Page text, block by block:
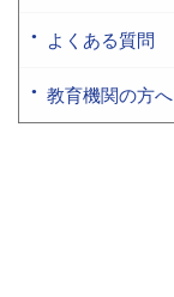
よくある質問
教育機関の方へ